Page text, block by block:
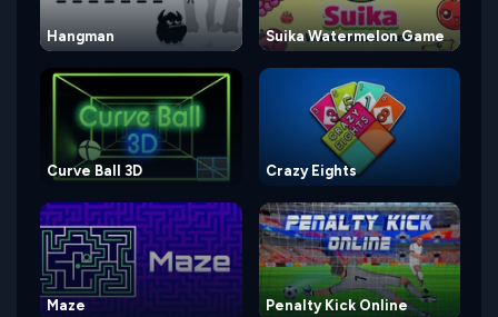
Hangman Suika Watermelon Game
Curve Ball 3D Crazy Eights
Maze Penalty Kick Online